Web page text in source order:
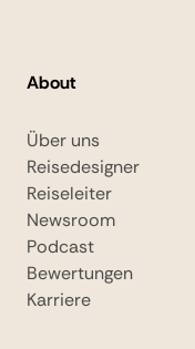
About
Über uns
Reisedesigner
Reiseleiter
Newsroom
Podcast
Bewertungen
Karriere